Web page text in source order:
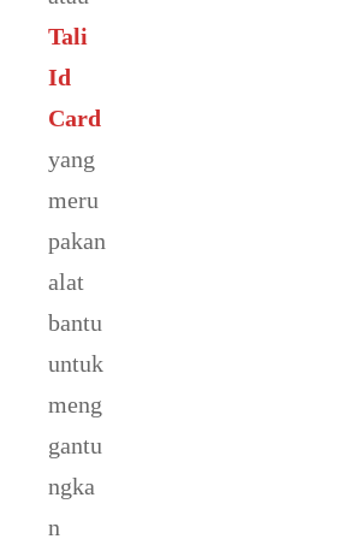
Tali
Id
Card
yang
meru
pakan
alat
bantu
untuk
meng
gantu
ngka
n